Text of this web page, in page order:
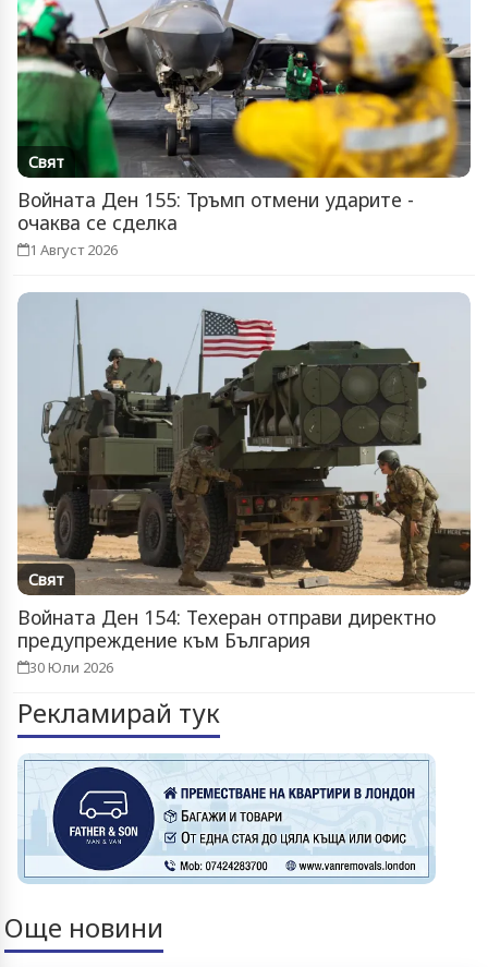
Свят
Войната Ден 155: Тръмп отмени ударите -
очаква се сделка
1 Август 2026
Свят
Войната Ден 154: Техеран отправи директно
предупреждение към България
30 Юли 2026
Рекламирай тук
Още новини